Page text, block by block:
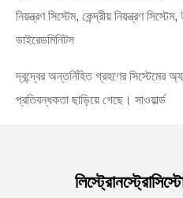
নিয়ন্ত্রণ সিস্টেম, কেন্দ্রীয় নিয়ন্ত্রণ
ডাইরেডমিনিটস
দ্বন্দ্বের অন্তর্নিহিত গ্রহণের সিস্টেমের
প্রতিবন্ধকতা ছাড়িয়ে গেছে। সাওয়ার্ল্ড